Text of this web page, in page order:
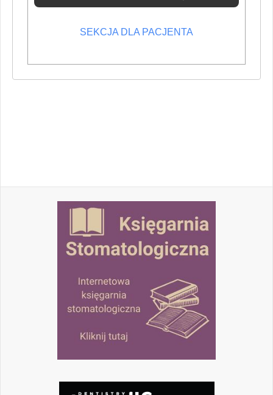
SEKCJA DLA PACJENTA